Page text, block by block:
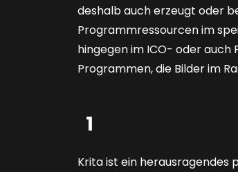
deshalb auch erzeugt oder
Programmressourcen im
hingegen im ICO- oder
Programmen, die Bilder im
1
Krita ist ein herausragendes